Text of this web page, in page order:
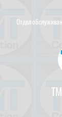
Отдел